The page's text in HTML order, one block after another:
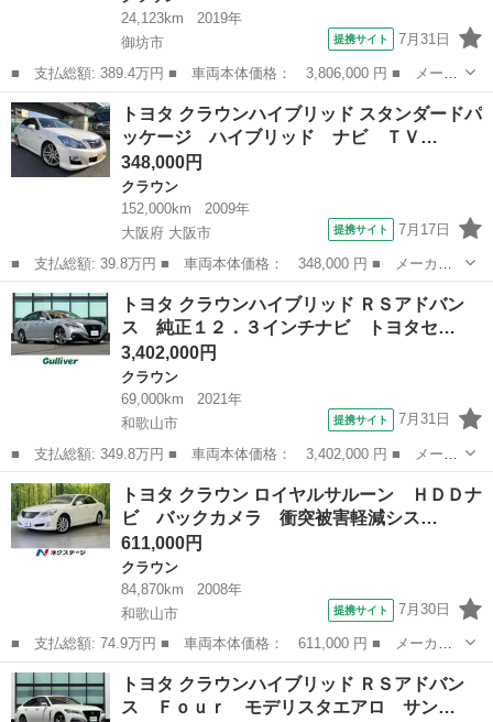
24,123km
2019年
御坊市
提携サイト 7月31日
■ 支払総額: 389.4万円 ■ 車両本体価格： 3,806,000 円 ■ メーカ
ー名： トヨタ ■ 車種名： クラウンハイブリッド ■ グレード
名： ＲＳアドバンス フルセグ メモリーナビ ＤＶＤ再生 バッ
クカメラ ...
和歌山 御坊市 クラウン
トヨタ クラウンハイブリッド スタンダードパ
ッケージ ハイブリッド ナビ ＴＶ…
348,000円
クラウン
152,000km
2009年
大阪府 大阪市
提携サイト 7月17日
■ 支払総額: 39.8万円 ■ 車両本体価格： 348,000 円 ■ メーカー
名： トヨタ ■ 車種名： クラウンハイブリッド ■ グレード
名： スタンダードパッケージ ハイブリッド ナビ ＴＶ パワー
シート ■ 排気...
大阪 大阪市 クラウン
トヨタ クラウンハイブリッド ＲＳアドバン
ス 純正１２．３インチナビ トヨタセ…
3,402,000円
クラウン
69,000km
2021年
和歌山市
提携サイト 7月31日
■ 支払総額: 349.8万円 ■ 車両本体価格： 3,402,000 円 ■ メーカ
ー名： トヨタ ■ 車種名： クラウンハイブリッド ■ グレード
名： ＲＳアドバンス 純正１２．３インチナビ トヨタセーフティ
センス バ...
和歌山 和歌山市 クラウン
トヨタ クラウン ロイヤルサルーン ＨＤＤナ
ビ バックカメラ 衝突被害軽減シス…
611,000円
クラウン
84,870km
2008年
和歌山市
提携サイト 7月30日
■ 支払総額: 74.9万円 ■ 車両本体価格： 611,000 円 ■ メーカー
名： トヨタ ■ 車種名： クラウン ■ グレード名： ロイヤルサ
ルーン ＨＤＤナビ バックカメラ 衝突被害軽減システム 禁煙
車 ドラレコ ...
和歌山 和歌山市 クラウン
トヨタ クラウンハイブリッド ＲＳアドバン
ス Ｆｏｕｒ モデリスタエアロ サン…